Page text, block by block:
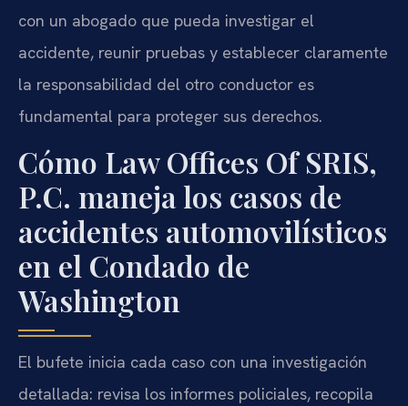
con un abogado que pueda investigar el
accidente, reunir pruebas y establecer claramente
la responsabilidad del otro conductor es
fundamental para proteger sus derechos.
Cómo Law Offices Of SRIS,
P.C. maneja los casos de
accidentes automovilísticos
en el Condado de
Washington
El bufete inicia cada caso con una investigación
detallada: revisa los informes policiales, recopila